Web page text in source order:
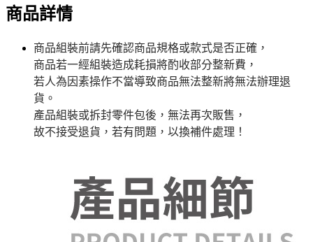
商品詳情
商品組裝前請先確認商品規格或款式是否正確，
商品若一經組裝造成耗損將酌收部分整新費，
若人為因素操作不當導致商品無法整新將無法辦理退
貨。
產品組裝或拆封零件包後，無法再次販售，
故不接受退貨，若有問題，以換補件處理！